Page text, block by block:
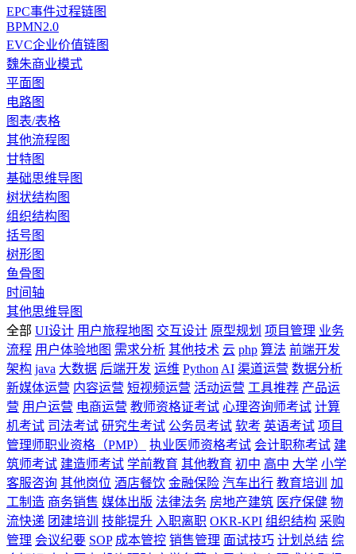
EPC事件过程链图
BPMN2.0
EVC企业价值链图
魏朱商业模式
平面图
电路图
图表/表格
其他流程图
甘特图
基础思维导图
树状结构图
组织结构图
括号图
树形图
鱼骨图
时间轴
其他思维导图
全部 UI设计 用户旅程地图 交互设计 原型规划 项目管理 业务
流程 用户体验地图 需求分析 其他技术 云 php 算法 前端开发
架构 java 大数据 后端开发 运维 Python AI 渠道运营 数据分析
新媒体运营 内容运营 短视频运营 活动运营 工具推荐 产品运
营 用户运营 电商运营 教师资格证考试 心理咨询师考试 计算
机考试 司法考试 研究生考试 公务员考试 软考 英语考试 项目
管理师职业资格（PMP）
执业医师资格考试 会计职称考试 建
筑师考试 建造师考试 学前教育 其他教育 初中 高中 大学 小学
客服咨询 其他岗位 酒店餐饮 金融保险 汽车出行 教育培训
加
工制造 商务销售 媒体出版 法律法务 房地产建筑 医疗保健 物
流快递 团建培训 技能提升 入职离职 OKR-KPI 组织结构 采购
管理 会议纪要 SOP 成本管控 销售管理 面试技巧 计划总结 综